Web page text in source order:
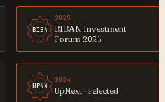
BIBN
2025
BIBAN Investment
Forum 2025
UPNX
2024
UpNext · selected